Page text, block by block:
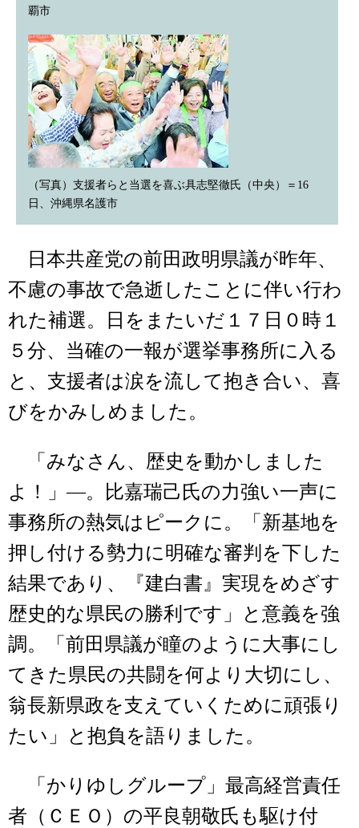
覇市
（写真）支援者らと当選を喜ぶ具志堅徹氏（中央）＝16
日、沖縄県名護市
日本共産党の前田政明県議が昨年、
不慮の事故で急逝したことに伴い行わ
れた補選。日をまたいだ１７日０時１
５分、当確の一報が選挙事務所に入る
と、支援者は涙を流して抱き合い、喜
びをかみしめました。
「みなさん、歴史を動かしました
よ！」―。比嘉瑞己氏の力強い一声に
事務所の熱気はピークに。「新基地を
押し付ける勢力に明確な審判を下した
結果であり、『建白書』実現をめざす
歴史的な県民の勝利です」と意義を強
調。「前田県議が瞳のように大事にし
てきた県民の共闘を何より大切にし、
翁長新県政を支えていくために頑張り
たい」と抱負を語りました。
「かりゆしグループ」最高経営責任
者（ＣＥＯ）の平良朝敬氏も駆け付